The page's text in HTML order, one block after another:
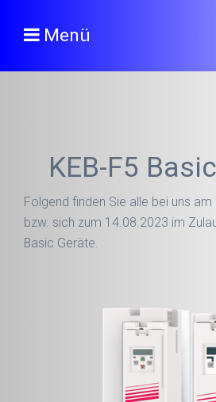
Menü
KEB-F5
Folgend finden Sie alle bei uns
bzw. sich zum 14.08.2023 im
Basic Geräte.